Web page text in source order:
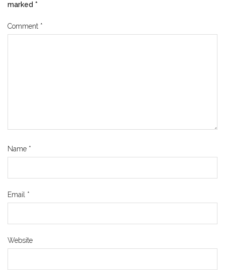
marked *
Comment *
Name *
Email *
Website